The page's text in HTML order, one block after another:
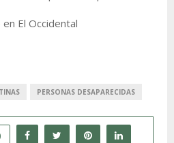
El Occidental
PERSONAS DESAPARECIDAS